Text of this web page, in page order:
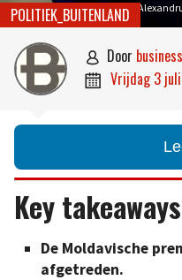
POLITIEK_BUITENLAND
 door
 vrijdag 3
Key takeaways
De Moldavische
afgetreden.